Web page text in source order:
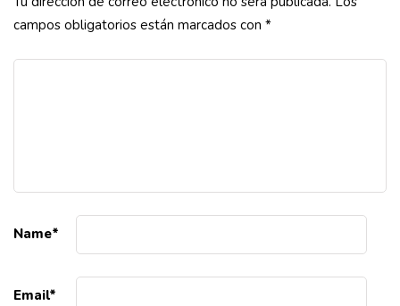
campos obligatorios están marcados con *
Name*
Email*